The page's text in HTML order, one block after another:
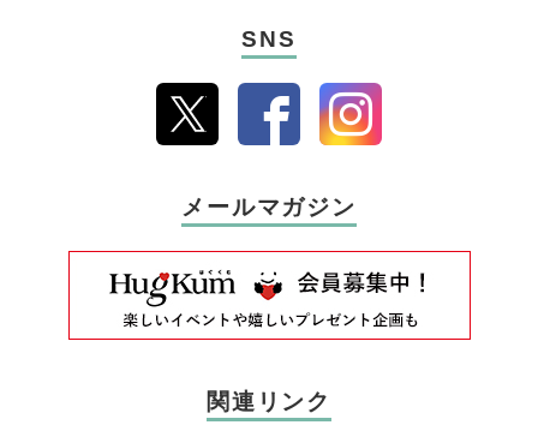
SNS
メールマガジン
関連リンク